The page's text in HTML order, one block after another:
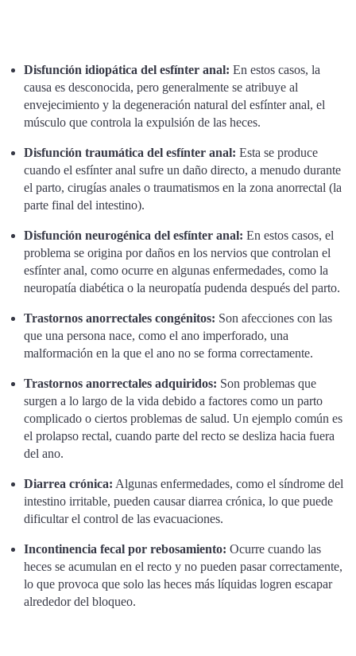
Disfunción idiopática del esfínter anal: En estos casos, la
causa es desconocida, pero generalmente se atribuye al
envejecimiento y la degeneración natural del esfínter anal, el
músculo que controla la expulsión de las heces.
Disfunción traumática del esfínter anal: Esta se produce
cuando el esfínter anal sufre un daño directo, a menudo durante
el parto, cirugías anales o traumatismos en la zona anorrectal (la
parte final del intestino).
Disfunción neurogénica del esfínter anal: En estos casos, el
problema se origina por daños en los nervios que controlan el
esfínter anal, como ocurre en algunas enfermedades, como la
neuropatía diabética o la neuropatía pudenda después del parto.
Trastornos anorrectales congénitos: Son afecciones con las
que una persona nace, como el ano imperforado, una
malformación en la que el ano no se forma correctamente.
Trastornos anorrectales adquiridos: Son problemas que
surgen a lo largo de la vida debido a factores como un parto
complicado o ciertos problemas de salud. Un ejemplo común es
el prolapso rectal, cuando parte del recto se desliza hacia fuera
del ano.
Diarrea crónica: Algunas enfermedades, como el síndrome del
intestino irritable, pueden causar diarrea crónica, lo que puede
dificultar el control de las evacuaciones.
Incontinencia fecal por rebosamiento: Ocurre cuando las
heces se acumulan en el recto y no pueden pasar correctamente,
lo que provoca que solo las heces más líquidas logren escapar
alrededor del bloqueo.